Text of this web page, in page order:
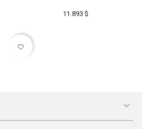
11.893 $
favorite_border
